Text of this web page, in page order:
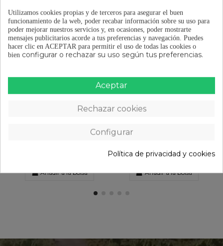
también compraron:
20 válvulas presta 60 mm
tubeless
Añadir a la bolsa
50 obuses válvula presta
53,95 €
Añadir a la bolsa
Utilizamos cookies propias y de terceros para asegurar el buen
funcionamiento de la web, poder recabar información sobre su uso para
poder mejorar nuestros servicios y, en ocasiones, poder mostrarte
mensajes publicitarios acorde a tus preferencias y navegación. Puedes
hacer clic en ACEPTAR para permitir el uso de todas las cookies o
bien configurar o rechazar su uso según tus preferencias.
Aceptar
Rechazar cookies
Configurar
Política de privacidad y cookies